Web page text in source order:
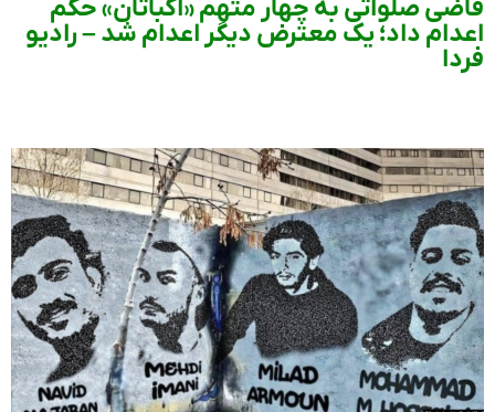
قاضی صلواتی به چهار متهم «اکباتان» حکم
اعدام داد؛ یک معترض دیگر اعدام شد – رادیو
فردا